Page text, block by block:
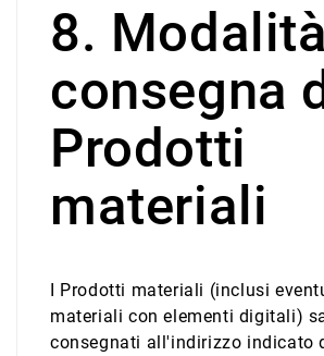
8.
consegna
Prodotti
materiali
I Prodotti materiali (inclusi
materiali con elementi digitali)
consegnati all'indirizzo indicato